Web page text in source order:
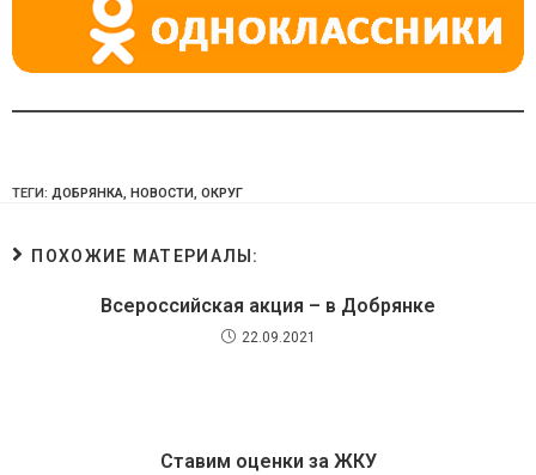
ТЕГИ: ДОБРЯНКА, НОВОСТИ, ОКРУГ
ПОХОЖИЕ МАТЕРИАЛЫ:
Всероссийская акция – в Добрянке
22.09.2021
Ставим оценки за ЖКУ